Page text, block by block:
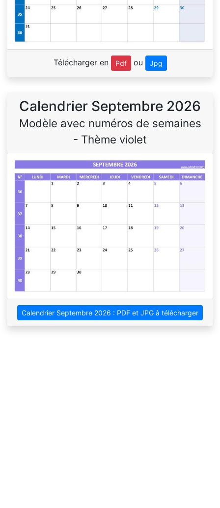
Télécharger en Pdf ou Jpg
Calendrier Septembre 2026
Modèle avec numéros de semaines
- Thème violet
Calendrier Septembre 2026 : PDF et JPG à télécharger